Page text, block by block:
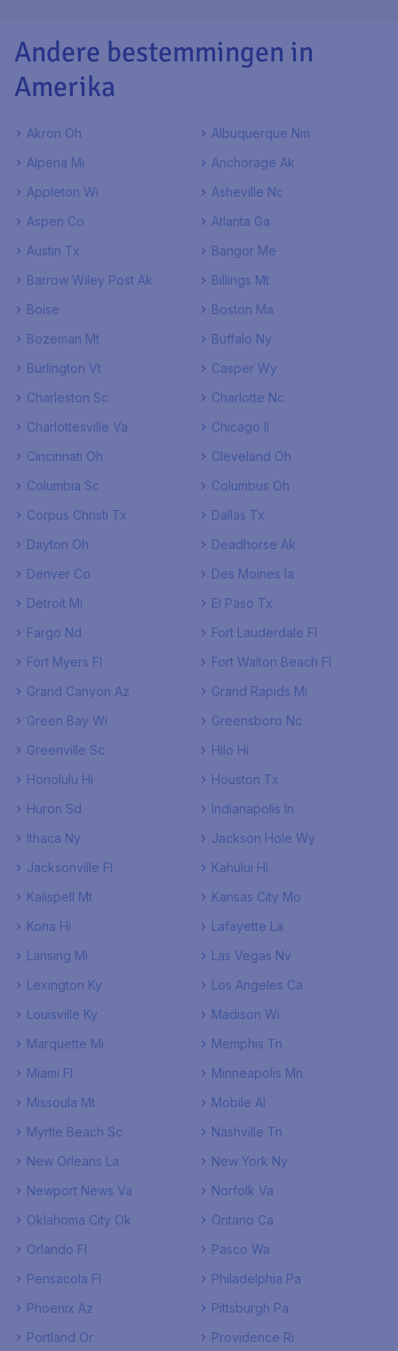
Andere bestemmingen in
Amerika
Akron Oh
Albuquerque Nm
Alpena Mi
Anchorage Ak
Appleton Wi
Asheville Nc
Aspen Co
Atlanta Ga
Austin Tx
Bangor Me
Barrow Wiley Post Ak
Billings Mt
Boise
Boston Ma
Bozeman Mt
Buffalo Ny
Burlington Vt
Casper Wy
Charleston Sc
Charlotte Nc
Charlottesville Va
Chicago Il
Cincinnati Oh
Cleveland Oh
Columbia Sc
Columbus Oh
Corpus Christi Tx
Dallas Tx
Dayton Oh
Deadhorse Ak
Denver Co
Des Moines Ia
Detroit Mi
El Paso Tx
Fargo Nd
Fort Lauderdale Fl
Fort Myers Fl
Fort Walton Beach Fl
Grand Canyon Az
Grand Rapids Mi
Green Bay Wi
Greensboro Nc
Greenville Sc
Hilo Hi
Honolulu Hi
Houston Tx
Huron Sd
Indianapolis In
Ithaca Ny
Jackson Hole Wy
Jacksonville Fl
Kahului Hi
Kalispell Mt
Kansas City Mo
Kona Hi
Lafayette La
Lansing Mi
Las Vegas Nv
Lexington Ky
Los Angeles Ca
Louisville Ky
Madison Wi
Marquette Mi
Memphis Tn
Miami Fl
Minneapolis Mn
Missoula Mt
Mobile Al
Myrtle Beach Sc
Nashville Tn
New Orleans La
New York Ny
Newport News Va
Norfolk Va
Oklahoma City Ok
Ontario Ca
Orlando Fl
Pasco Wa
Pensacola Fl
Philadelphia Pa
Phoenix Az
Pittsburgh Pa
Portland Or
Providence Ri